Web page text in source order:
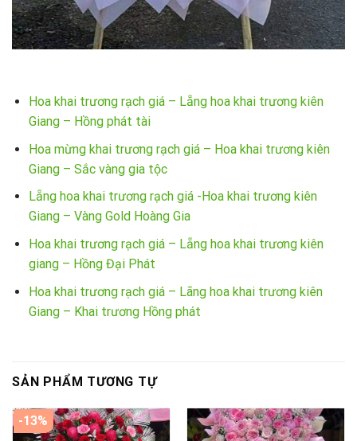
Hoa khai trương rạch giá – Lẵng hoa khai trương kiên
Giang – Hồng phát tài
Hoa mừng khai trương rạch giá – Hoa khai trương kiên
Giang – Sắc vàng gia tộc
Lẵng hoa khai trương rạch giá -Hoa khai trương kiên
Giang – Vàng Gold Hoàng Gia
Hoa khai trương rạch giá – Lẵng hoa khai trương kiên
giang – Hồng Đại Phát
Hoa khai trương rạch giá – Lãng hoa khai trương kiên
Giang – Khai trương Hồng phát
SẢN PHẨM TƯƠNG TỰ
-13%